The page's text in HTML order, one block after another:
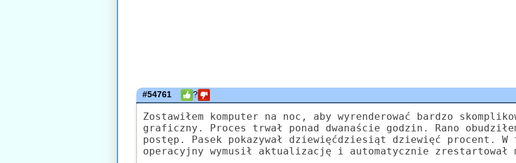
#54761 ?
Zostawiłem komputer na noc, aby wyrenderować bardzo
graficzny. Proces trwał ponad dwanaście godzin. Rano
postęp. Pasek pokazywał dziewięćdziesiąt dziewięć procent. W
operacyjny wymusił aktualizację i automatycznie zrestartował